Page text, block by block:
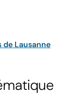
Lausanne